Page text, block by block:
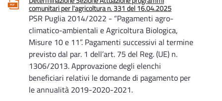
comunitari per l'agricoltura n. 331 del 16.04.2025
PSR Puglia 2014/2022 - “Pagamenti agro-
climatico-ambientali e Agricoltura Biologica,
Misure 10 e 11”. Pagamenti successivi al termine
previsto dal par. 1 dell’art. 75 del Reg. (UE) n.
1306/2013. Approvazione degli elenchi
beneficiari relativi le domande di pagamento per
le annualità 2019-2020-2021.